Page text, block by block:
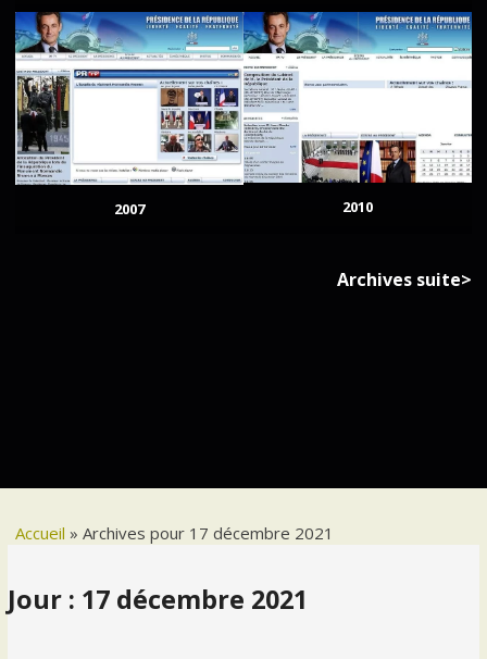
2007 2010
Archives suite>
Accueil »Archives pour 17 décembre 2021
Jour : 17 décembre 2021